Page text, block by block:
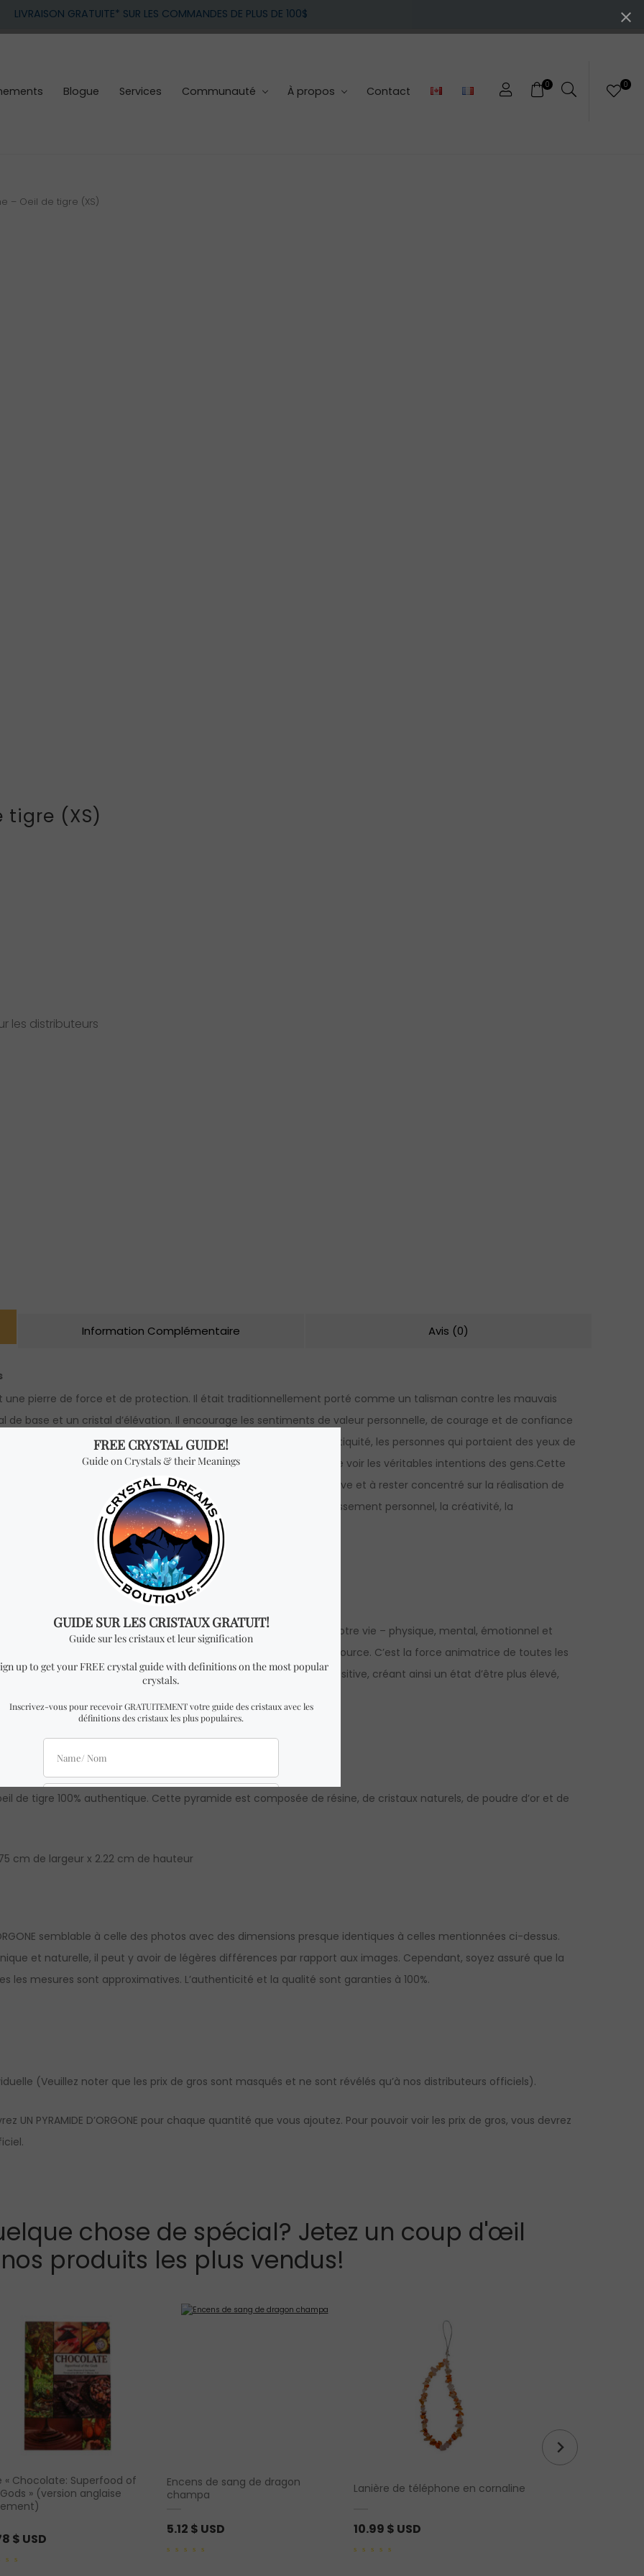
LIVRAISON GRATUITE* SUR LES COMMANDES DE PLUS DE 100$
0 0
Blogue Services Communauté À propos Contact
– Oeil de tigre (XS)
tigre (XS)
les distributeurs
Information Complémentaire Avis (0)
une pierre de force et de protection. Il était traditionnellement porté comme un talisman contre les mauvais
de base et un cristal d’élévation. Il encourage les sentiments de valeur personnelle, de courage et de confiance
renforcer votre intuition et votre lien avec la nature. Dans l’Antiquité, les personnes qui portaient des yeux de
de puissantes capacités psychiques telles que la capacité de voir les véritables intentions des gens.Cette
et la clarté de pensée. Elle encourage une attitude mentale positive et à rester concentré sur la réalisation de
vos talents, capacités et passions cachés. Il stimule l’épanouissement personnel, la créativité, la
qui peuvent être utilisés pour améliorer tous les domaines de votre vie – physique, mental, émotionnel et
d’énergie lumineuse universelle, également appelée énergie source. C’est la force animatrice de toutes les
l’énergie vibratoire inférieure en énergie vibratoire positive, créant ainsi un état d’être plus élevé,
de tigre 100% authentique. Cette pyramide est composée de résine, de cristaux naturels, de poudre d’or et de
cm de largeur x 2.22 cm de hauteur
semblable à celle des photos avec des dimensions presque identiques à celles mentionnées ci-dessus.
et naturelle, il peut y avoir de légères différences par rapport aux images. Cependant, soyez assuré que la
les mesures sont approximatives. L’authenticité et la qualité sont garanties à 100%.
(Veuillez noter que les prix de gros sont masqués et ne sont révélés qu’à nos distributeurs officiels).
UN PYRAMIDE D’ORGONE pour chaque quantité que vous ajoutez. Pour pouvoir voir les prix de gros, vous devrez
chose de spécial? Jetez un coup d'œil
produits les plus vendus!
« Chocolate: Superfood of
» (version anglaise
$ USD
Encens de sang de dragon
champa
5.12 $ USD
Lanière de téléphone en cornaline
10.99 $ USD